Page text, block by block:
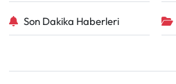
Son Dakika Haberleri